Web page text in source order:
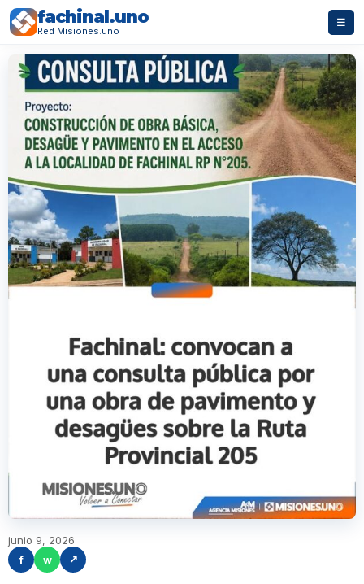
fachinal.uno
Red Misiones.uno
☰
junio 9, 2026
f
w ↗